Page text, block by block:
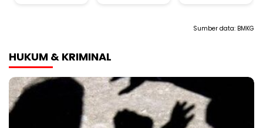
Sumber data: BMKG
HUKUM & KRIMINAL